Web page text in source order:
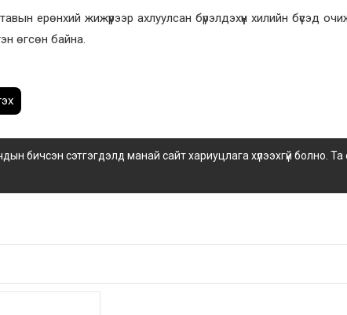
ерөнхий жижүүрээр ахлуулсан бүрэлдэхүүн хилийн бүсэд
өгсөн байна.
бичсэн сэтгэгдэлд манай сайт хариуцлага хүлээхгүй болно.